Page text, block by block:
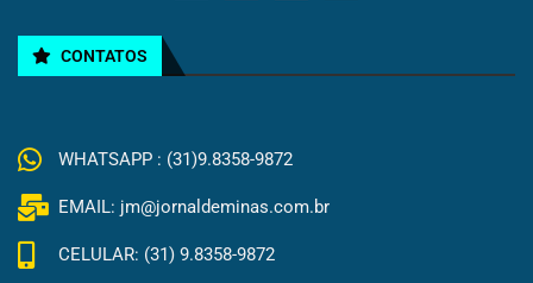
CONTATOS
WHATSAPP : (31)9.8358-9872
EMAIL: jm@jornaldeminas.com.br
CELULAR: (31) 9.8358-9872